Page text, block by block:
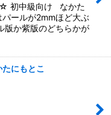
中級向け なかた
ールが2mmほど大ぶ
版か紫版のどちらかが
にもとこ